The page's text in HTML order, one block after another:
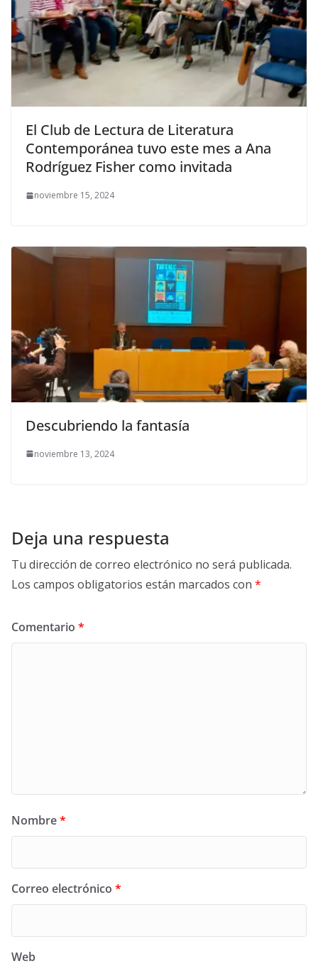
El Club de Lectura de Literatura
Contemporánea tuvo este mes a Ana
Rodríguez Fisher como invitada
noviembre 15, 2024
Descubriendo la fantasía
noviembre 13, 2024
Deja una respuesta
Tu dirección de correo electrónico no será publicada.
Los campos obligatorios están marcados con *
Comentario *
Nombre*
Correo electrónico *
Web